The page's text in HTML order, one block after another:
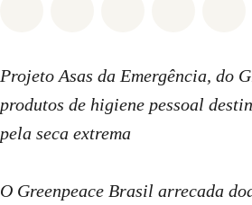
Projeto Asas da Emergência, do
produtos de higiene pessoal
pela seca extrema
O Greenpeace Brasil arrecada